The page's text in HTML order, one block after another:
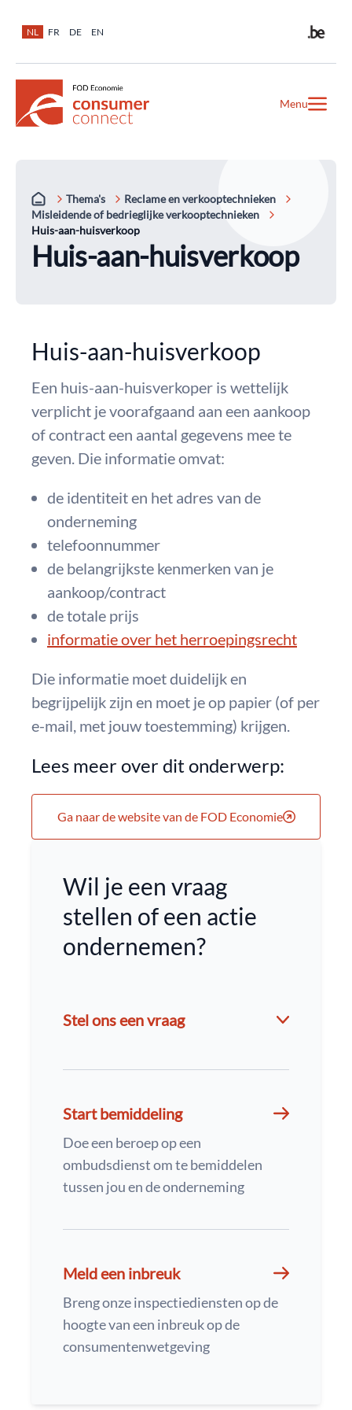
NL FR DE EN
Menu
Thema's
Reclame en verkooptechnieken
Misleidende of bedrieglijke verkooptechnieken
Huis-aan-huisverkoop
Huis-aan-huisverkoop
Huis-aan-huisverkoop
Een huis-aan-huisverkoper is wettelijk
verplicht je voorafgaand aan een aankoop
of contract een aantal gegevens mee te
geven. Die informatie omvat:
de identiteit en het adres van de
onderneming
telefoonnummer
de belangrijkste kenmerken van je
aankoop/contract
de totale prijs
informatie over het herroepingsrecht
Die informatie moet duidelijk en
begrijpelijk zijn en moet je op papier (of per
e-mail, met jouw toestemming) krijgen.
Lees meer over dit onderwerp:
Ga naar de website van de FOD Economie
Wil je een vraag
stellen of een actie
ondernemen?
Stel ons een vraag
Start bemiddeling
Doe een beroep op een
ombudsdienst om te bemiddelen
tussen jou en de onderneming
Meld een inbreuk
Breng onze inspectiediensten op de
hoogte van een inbreuk op de
consumentenwetgeving